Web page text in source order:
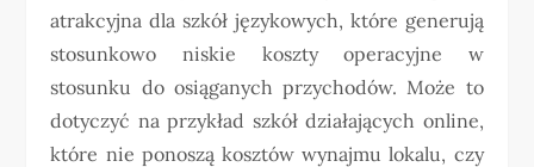
atrakcyjna dla szkół językowych, które generują
stosunkowo niskie koszty operacyjne w
stosunku do osiąganych przychodów. Może to
dotyczyć na przykład szkół działających online,
które nie ponoszą kosztów wynajmu lokalu, czy